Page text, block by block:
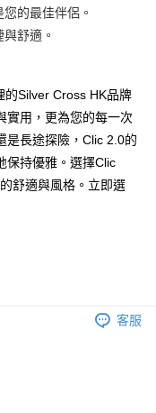
的最佳伴侶。
舒適。
Silver Cross HK品牌
實用，更為您的每一次
是長途探險，Clic 2.0的
保持優雅。選擇Clic
舒適與風格。立即選
客服